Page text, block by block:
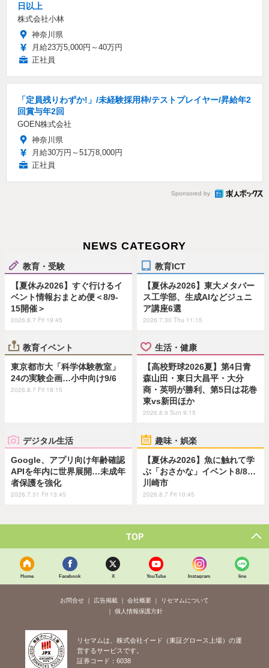
日以上
株式会社小林
神奈川県
月給23万5,000円～40万円
正社員
「定員残りわずか!」/未経験採用枠/テストプレイヤー/昇給年2
回賞与年2回
GOEN株式会社
神奈川県
月給30万円～51万8,000円
正社員
Sponsored by
NEWS CATEGORY
教育・受験
【夏休み2026】すぐ行けるイ
ベント情報おまとめ便＜8/9-
15開催＞
2026.8.7 Fri 19:45
教育ICT
【夏休み2026】東大メタバー
ス工学部、生成AIなどジュニ
ア講座6選
2026.7.30 Thu 11:15
教育イベント
東京都市大「科学体験教室」
24の実験企画…小中向け9/6
2026.8.7 Fri 18:15
生活・健康
【高校野球2026夏】第4日青
森山田・東日大昌平・大分
商・英明が勝利、第5日は花巻
東vs新田ほか
2026.8.9 Sun 9:15
デジタル生活
Google、アプリ向け年齢確認
APIを年内に世界展開…未成年
者保護を強化
2026.7.31 Fri 13:45
趣味・娯楽
【夏休み2026】魚に触れて学
ぶ「おさかな」イベント8/8…
川崎市
2026.8.7 Fri 10:45
TOP
Home Facebook X YouTube Instagram line
お問合せ 広告掲載 会社概要
リセマムについて
個人情報保護方針
リセマムは、株式会社イード（東証グロース上場）の運
営するサービスです。
証券コード：6038